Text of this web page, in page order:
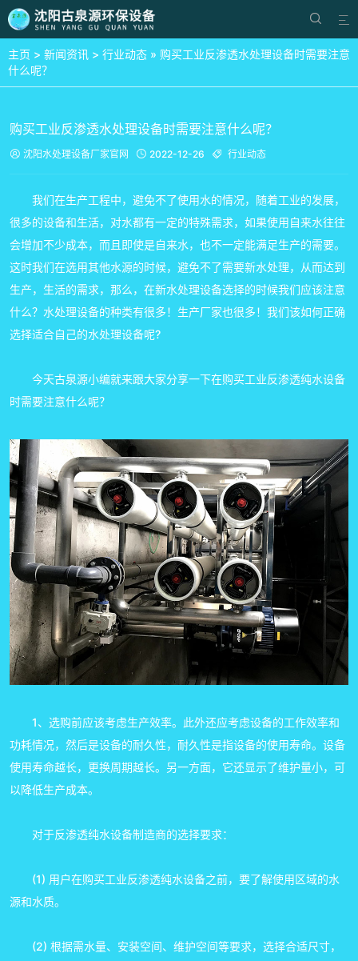


主页 > 新闻资讯 > 行业动态 » 购买工业反渗透水处理设备时需要注意
什么呢？
购买工业反渗透水处理设备时需要注意什么呢？
 沈阳水处理设备厂家官网  2022-12-26  行业动态
我们在生产工程中，避免不了使用水的情况，随着工业的发展，
很多的设备和生活，对水都有一定的特殊需求，如果使用自来水往往
会增加不少成本，而且即使是自来水，也不一定能满足生产的需要。
这时我们在选用其他水源的时候，避免不了需要新水处理，从而达到
生产，生活的需求，那么，在新水处理设备选择的时候我们应该注意
什么？水处理设备的种类有很多！生产厂家也很多！我们该如何正确
选择适合自己的水处理设备呢?
今天古泉源小编就来跟大家分享一下在购买工业反渗透纯水设备
时需要注意什么呢？
1、选购前应该考虑生产效率。此外还应考虑设备的工作效率和
功耗情况，然后是设备的耐久性，耐久性是指设备的使用寿命。设备
使用寿命越长，更换周期越长。另一方面，它还显示了维护量小，可
以降低生产成本。
对于反渗透纯水设备制造商的选择要求：
(1) 用户在购买工业反渗透纯水设备之前，要了解使用区域的水
源和水质。
(2) 根据需水量、安装空间、维护空间等要求，选择合适尺寸，